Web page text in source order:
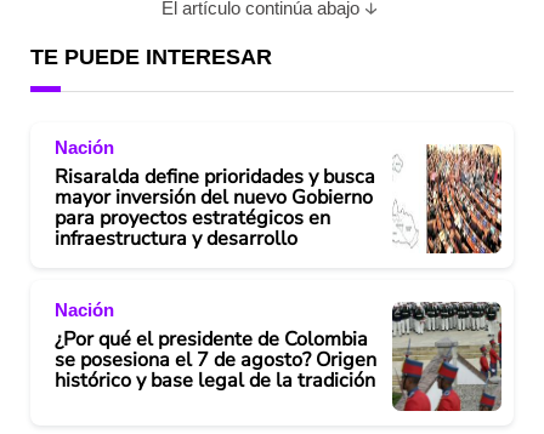
El artículo continúa abajo
TE PUEDE INTERESAR
Nación
Risaralda define prioridades y busca
mayor inversión del nuevo Gobierno
para proyectos estratégicos en
infraestructura y desarrollo
Nación
¿Por qué el presidente de Colombia
se posesiona el 7 de agosto? Origen
histórico y base legal de la tradición